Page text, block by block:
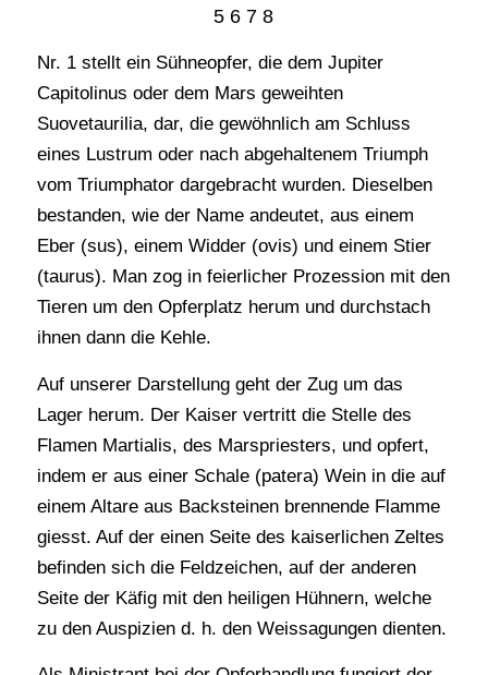
5 6 7 8
Nr. 1 stellt ein Sühneopfer, die dem Jupiter
Capitolinus oder dem Mars geweihten
Suovetaurilia, dar, die gewöhnlich am Schluss
eines Lustrum oder nach abgehaltenem Triumph
vom Triumphator dargebracht wurden. Dieselben
bestanden, wie der Name andeutet, aus einem
Eber (sus), einem Widder (ovis) und einem Stier
(taurus). Man zog in feierlicher Prozession mit den
Tieren um den Opferplatz herum und durchstach
ihnen dann die Kehle.
Auf unserer Darstellung geht der Zug um das
Lager herum. Der Kaiser vertritt die Stelle des
Flamen Martialis, des Marspriesters, und opfert,
indem er aus einer Schale (patera) Wein in die auf
einem Altare aus Backsteinen brennende Flamme
giesst. Auf der einen Seite des kaiserlichen Zeltes
befinden sich die Feldzeichen, auf der anderen
Seite der Käfig mit den heiligen Hühnern, welche
zu den Auspizien d. h. den Weissagungen dienten.